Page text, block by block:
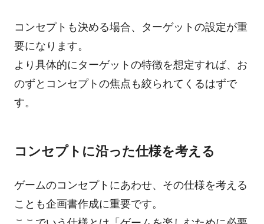
コンセプトも決める場合、ターゲットの設定が重
要になります。
より具体的にターゲットの特徴を想定すれば、お
のずとコンセプトの焦点も絞られてくるはずで
す。
コンセプトに沿った仕様を考える
ゲームのコンセプトにあわせ、その仕様を考える
ことも企画書作成に重要です。